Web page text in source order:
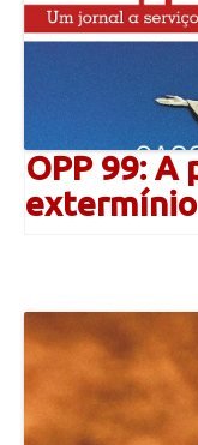
OPP 99: A
extermínio